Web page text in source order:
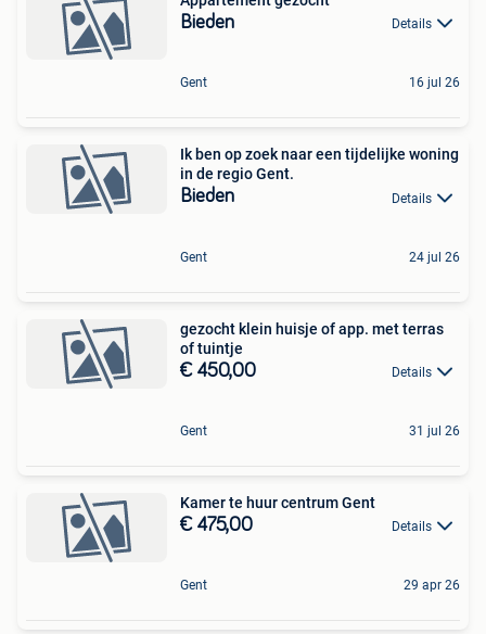
Bieden Details
Gent 16 jul 26
Ik ben op zoek naar een tijdelijke woning
in de regio Gent.
Bieden Details
Gent 24 jul 26
gezocht klein huisje of app. met terras
of tuintje
€ 450,00 Details
Gent 31 jul 26
Kamer te huur centrum Gent
€ 475,00 Details
Gent 29 apr 26